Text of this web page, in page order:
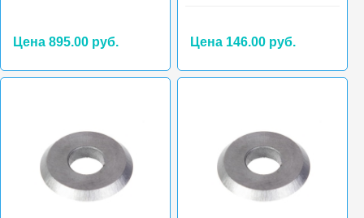
Цена 895.00 руб. Цена 146.00 руб.